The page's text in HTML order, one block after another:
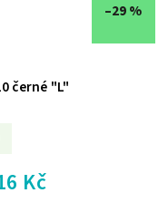
–29 %
černé "L"
Kč